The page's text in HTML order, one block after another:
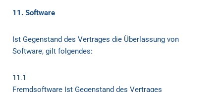
11. Software
Ist Gegenstand des Vertrages die Überlassung von
Software, gilt folgendes:
11.1
Fremdsoftware Ist Gegenstand des Vertrages